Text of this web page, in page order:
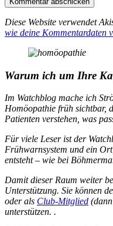
Diese Website verwendet
wie deine Kommentardaten
Warum ich um Ihre
Im Watchblog mache ich
Homöopathie früh sichtbar,
Patienten verstehen, was
Für viele Leser ist der
Frühwarnsystem und ein
entsteht – wie bei
Damit dieser Raum weiter
Unterstützung. Sie können
oder als Club-Mitglied
unterstützen. .